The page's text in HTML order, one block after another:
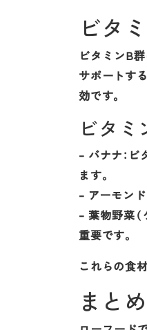
ビタ
ビタミンB
サポートす
効です。
ビタ
– バナナ：
ます。
– アーモンド
– 葉物野菜
重要です。
これらの食
まとめ